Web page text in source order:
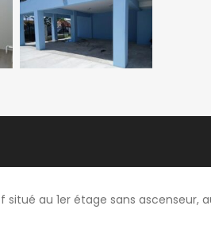
au 1er étage sans ascenseur,